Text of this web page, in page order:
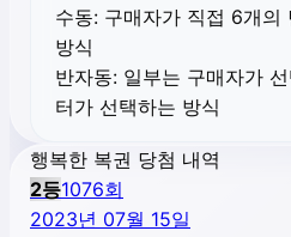
수동: 구매자가 직접 6개의
방식
반자동: 일부는 구매자가
터가 선택하는 방식
행복한 복권 당첨 내역
2등1076회
2023년 07월 15일